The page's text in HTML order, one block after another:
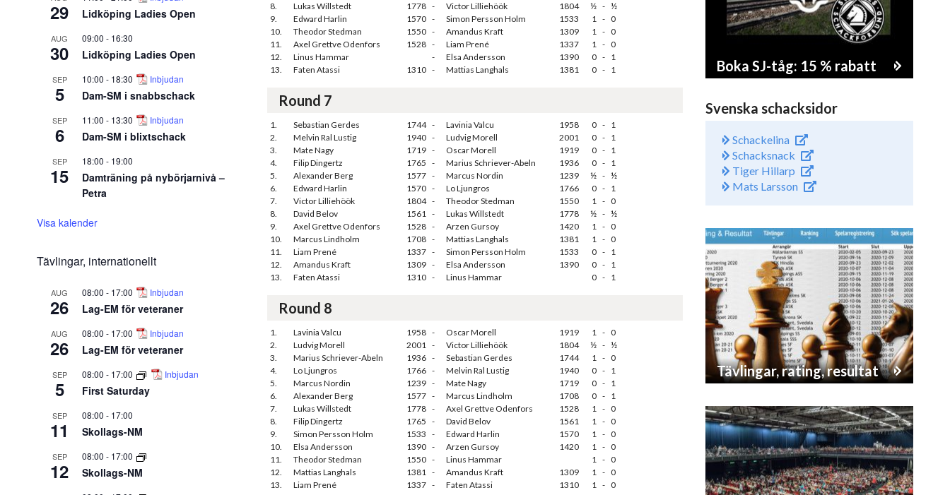
29 Lidköping Ladies Open
AUG
30
09:00 - 16:30
Lidköping Ladies Open
SEP
5
10:00 - 18:30 Inbjudan
Dam-SM i snabbschack
SEP
6
11:00 - 13:30 Inbjudan
Dam-SM i blixtschack
SEP
15
18:00 - 19:00
Damträning på nybörjarnivå –
Petra
Visa kalender
Tävlingar, internationellt
AUG
26
08:00 - 17:00 Inbjudan
Lag-EM för veteraner
AUG
26
08:00 - 17:00 Inbjudan
Lag-EM för veteraner
SEP
5
08:00 - 17:00 Inbjudan
First Saturday
SEP
11
08:00 - 17:00
Skollags-NM
SEP
12
08:00 - 17:00
Skollags-NM
8.
Lukas Willstedt 1778 - Victor Lilliehöök 1804 ½ - ½
9.
Edward Harlin 1570 - Simon Persson Holm 1533 1 - 0
10.
Theodor Stedman 1550 - Amandus Kraft 1309 1 - 0
11.
Axel Grettve Odenfors 1528 - Liam Prené 1337 1 - 0
12.
Linus Hammar - Elsa Andersson 1390 0 - 1
13.
Faten Atassi 1310 - Mattias Langhals 1381 0 - 1
Round 7
1. Sebastian Gerdes 1744 - Lavinia Valcu 1958 0 - 1
2.
Melvin Ral Lustig 1940 - Ludvig Morell 2001 0 - 1
3.
Mate Nagy 1719 - Oscar Morell 1919 0 - 1
4.
Filip Dingertz 1765 - Marius Schriever-Abeln 1936 0 - 1
5.
Alexander Berg 1577 - Marcus Nordin 1239 ½ - ½
6.
Edward Harlin 1570 - Lo Ljungros 1766 0 - 1
7.
Victor Lilliehöök 1804 - Theodor Stedman 1550 1 - 0
8.
David Belov 1561 - Lukas Willstedt 1778 ½ - ½
9.
Axel Grettve Odenfors 1528 - Arzen Gursoy 1420 1 - 0
10.
Marcus Lindholm 1708 - Mattias Langhals 1381 1 - 0
11.
Liam Prené 1337 - Simon Persson Holm 1533 0 - 1
12.
Amandus Kraft 1309 - Elsa Andersson 1390 0 - 1
13.
Faten Atassi 1310 - Linus Hammar 0 - 1
Round 8
1. Lavinia Valcu 1958 - Oscar Morell 1919 1 - 0
2.
Ludvig Morell 2001 - Victor Lilliehöök 1804 ½ - ½
3.
Marius Schriever-Abeln 1936 - Sebastian Gerdes 1744 1 - 0
4.
Lo Ljungros 1766 - Melvin Ral Lustig 1940 0 - 1
5.
Marcus Nordin 1239 - Mate Nagy 1719 0 - 1
6.
Alexander Berg 1577 - Marcus Lindholm 1708 0 - 1
7.
Lukas Willstedt 1778 - Axel Grettve Odenfors 1528 1 - 0
8.
Filip Dingertz 1765 - David Belov 1561 1 - 0
9.
Simon Persson Holm 1533 - Edward Harlin 1570 1 - 0
10.
Elsa Andersson 1390 - Arzen Gursoy 1420 1 - 0
11.
Theodor Stedman 1550 - Linus Hammar 1 - 0
12.
Mattias Langhals 1381 - Amandus Kraft 1309 1 - 0
13.
Liam Prené 1337 - Faten Atassi 1310 1 - 0
Boka SJ-tåg: 15 % rabatt
Svenska schacksidor
Schackelina
Schacksnack
Tiger Hillarp
Mats Larsson
Tävlingar, rating, resultat